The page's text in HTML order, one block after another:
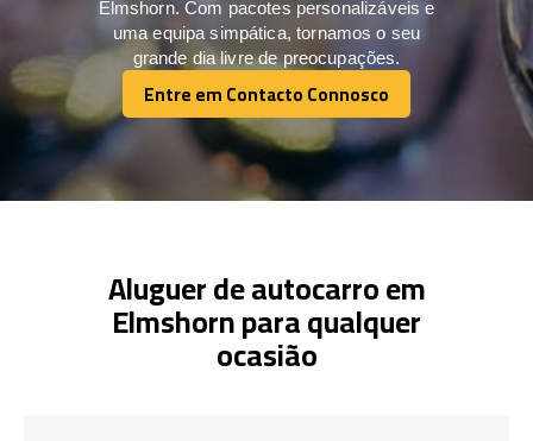
Elmshorn. Com pacotes personalizáveis e
uma equipa simpática, tornamos o seu
grande dia livre de preocupações.
Entre em Contacto Connosco
Entre em Contacto Connosco
Aluguer de autocarro em
Elmshorn para qualquer
ocasião